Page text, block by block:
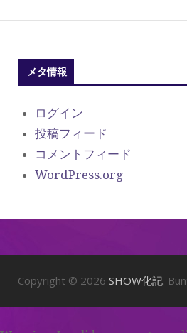
メタ情報
ログイン
投稿フィード
コメントフィード
WordPress.org
Copyright © 2026 SHOW化記.